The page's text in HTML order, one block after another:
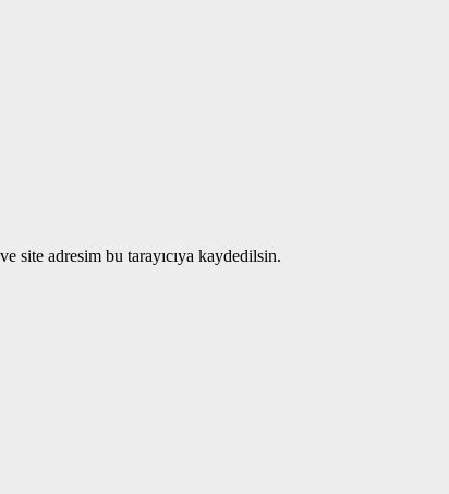
site adresim bu tarayıcıya kaydedilsin.